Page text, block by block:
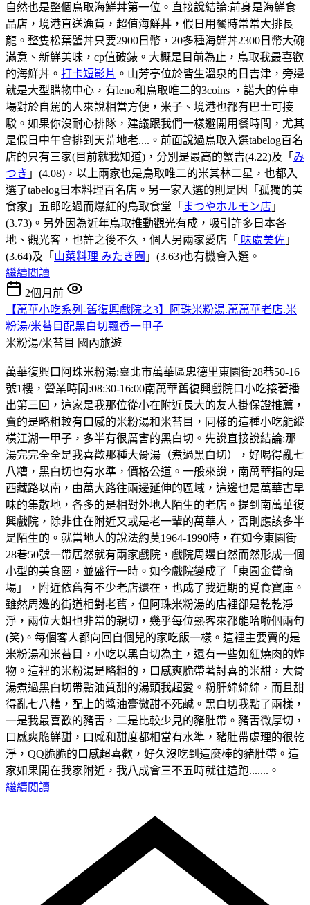
自然也是整個鳥取海鮮丼第一位。直接說結論:前身是海鮮食
品店，境港直送漁貨，超值海鮮丼，假日用餐時常常大排長
龍。整隻松葉蟹丼只要2900日幣，20多種海鮮丼2300日幣大碗
滿意、新鮮美味，cp值破錶。大概是目前為止，鳥取我最喜歡
的海鮮丼。 打卡短影片 。山芳亭位於皆生溫泉的日吉津，旁邊
就是大型購物中心，有leno和鳥取唯二的3coins ，諾大的停車
場對於自駕的人來說相當方便，米子、境港也都有巴士可接
駁。如果你沒耐心排隊，建議跟我們一樣避開用餐時間，尤其
是假日中午會排到天荒地老....。前面說過鳥取入選tabelog百名
店的只有三家(目前就我知道)，分別是最高的蟹吉(4.22)及「 み
つき 」(4.08)，以上兩家也是鳥取唯二的米其林二星，也都入
選了tabelog日本料理百名店。另一家入選的則是因「孤獨的美
食家」五郎吃過而爆紅的鳥取食堂「 まつやホルモン店 」
(3.73)。另外因為近年鳥取推動觀光有成，吸引許多日本各
地、觀光客，也許之後不久，個人另兩家愛店「 味處美佐 」
(3.64)及「 山菜料理 みたき園 」(3.63)也有機會入選。
繼續閱讀
2個月前
【萬華小吃系列-舊復興戲院之3】阿珠米粉湯.萬萬華老店.米
粉湯/米苔目配黑白切飄香一甲子
米粉湯/米苔目 國內旅遊
萬華復興口阿珠米粉湯:臺北市萬華區忠德里東園街28巷50-16
號1樓，營業時間:08:30-16:00南萬華舊復興戲院口小吃接著播
出第三回，這家是我那位從小在附近長大的友人掛保證推薦，
賣的是略粗較有口感的米粉湯和米苔目，同樣的這種小吃能縱
橫江湖一甲子，多半有很厲害的黑白切。先說直接說結論:那
湯完完全全是我喜歡那種大骨湯（煮過黑白切），好喝得亂七
八糟，黑白切也有水準，價格公道。一般來說，南萬華指的是
西藏路以南，由萬大路往兩邊延伸的區域，這邊也是萬華古早
味的集散地，各多的是相對外地人陌生的老店。提到南萬華復
興戲院，除非住在附近又或是老一輩的萬華人，否則應該多半
是陌生的。就當地人的說法約莫1964-1990時，在如今東園街
28巷50號一帶居然就有兩家戲院，戲院周邊自然而然形成一個
小型的美食圈，並盛行一時。如今戲院變成了「東園金贊商
場」，附近依舊有不少老店還在，也成了我近期的覓食寶庫。
雖然周邊的街道相對老舊，但阿珠米粉湯的店裡卻是乾乾淨
淨，兩位大姐也非常的親切，幾乎每位熟客來都能哈啦個兩句
(笑)。每個客人都向回自個兒的家吃飯一樣。這裡主要賣的是
米粉湯和米苔目，小吃以黑白切為主，還有一些如紅燒肉的炸
物。這裡的米粉湯是略粗的，口感爽脆帶著討喜的米甜，大骨
湯煮過黑白切帶點油質甜的湯頭我超愛。粉肝綿綿綿，而且甜
得亂七八糟，配上的醬油膏微甜不死鹹。黑白切我點了兩樣，
一是我最喜歡的豬舌，二是比較少見的豬肚帶。豬舌微厚切，
口感爽脆鮮甜，口感和甜度都相當有水準，豬肚帶處理的很乾
淨，QQ脆脆的口感超喜歡，好久沒吃到這麼棒的豬肚帶。這
家如果開在我家附近，我八成會三不五時就往這跑.......。
繼續閱讀